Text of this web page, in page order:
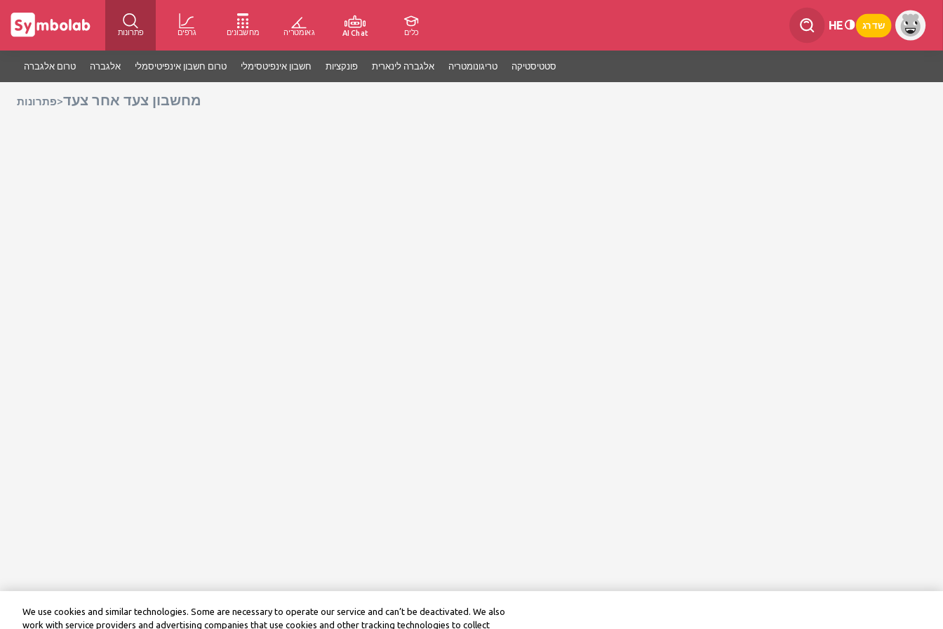
פתרונות גרפים מחשבונים גאומטריה AI Chat כלים
HE שדרג
טרום אלגברה אלגברה טרום חשבון אינפיטיסמלי חשבון אינפיטסימלי פונקציות אלגברה לינארית טריגונומטריה סטטיסטיקה
פתרונות>מחשבון צעד אחר צעד
We use cookies and similar technologies. Some are necessary to operate our service and can’t be deactivated. We also
work with service providers and advertising companies that use cookies and other tracking technologies to collect